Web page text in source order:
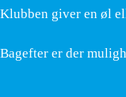
Klubben giver en øl
Bagefter er der